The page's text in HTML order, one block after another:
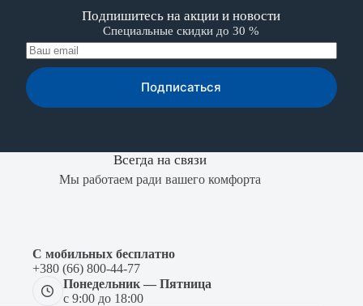
Подпишитесь на акции и новости
Специальные скидки до 30 %
Подписаться
Всегда на связи
Мы работаем ради вашего комфорта
С мобильных бесплатно
+380 (66) 800-44-77
Понедельник — Пятница
с 9:00 до 18:00